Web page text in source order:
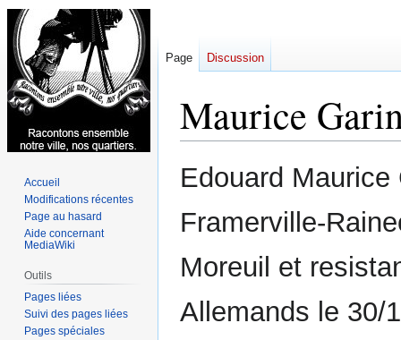
Maurice
Aller
à
navigation
Aller
à
recherche
Edouard
Framerville-
Moreuil et
Allemands le 30/
Page Discussion
Accueil
Modifications récentes
Page au hasard
Aide concernant
MediaWiki
Outils
Pages liées
Suivi des pages liées
Pages spéciales